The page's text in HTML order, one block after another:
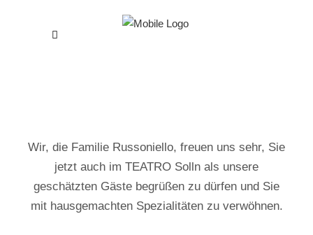
Wir, die Familie Russoniello, freuen uns sehr, Sie
jetzt auch im TEATRO Solln als unsere
geschätzten Gäste begrüßen zu dürfen und Sie
mit hausgemachten Spezialitäten zu verwöhnen.